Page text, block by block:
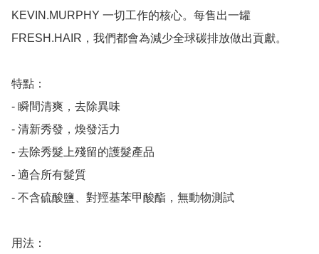
KEVIN.MURPHY 一切工作的核心。每售出一罐
FRESH.HAIR，我們都會為減少全球碳排放做出貢獻。
特點：
- 瞬間清爽，去除異味
- 清新秀發，煥發活力
- 去除秀髮上殘留的護髮產品
- 適合所有髮質
- 不含硫酸鹽、對羥基苯甲酸酯，無動物測試
用法：